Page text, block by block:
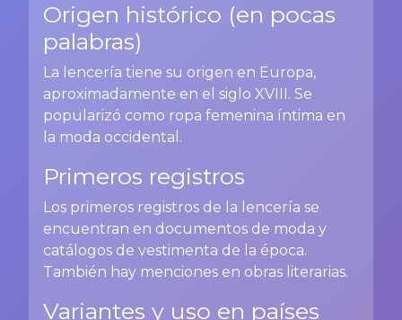
Origen histórico (en pocas
palabras)
La lencería tiene su origen en Europa,
aproximadamente en el siglo XVIII. Se
popularizó como ropa femenina íntima en
la moda occidental.
Primeros registros
Los primeros registros de la lencería se
encuentran en documentos de moda y
catálogos de vestimenta de la época.
También hay menciones en obras literarias.
Variantes y uso en países